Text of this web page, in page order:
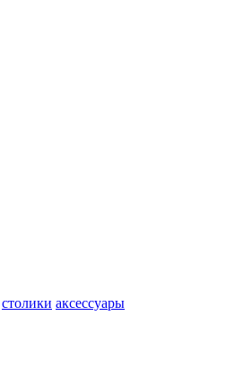
столики аксессуары